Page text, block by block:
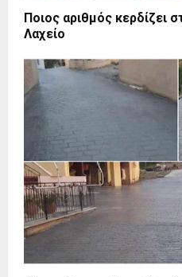
Ποιος αριθμός κερδίζει
Λαχείο